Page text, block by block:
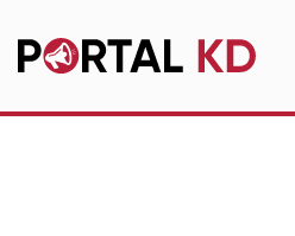
Pular